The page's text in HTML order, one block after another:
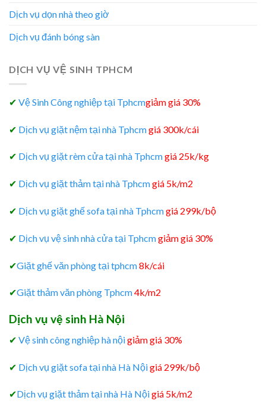
Dịch vụ dọn nhà theo giờ
Dịch vụ đánh bóng sàn
DỊCH VỤ VỆ SINH TPHCM
✔ Vệ Sinh Công nghiệp tại Tphcmgiảm giá 30%
✔ Dịch vụ giặt nệm tại nhà Tphcmgiá 300k/cái
✔ Dịch vụ giặt rèm cửa tại nhà Tphcmgiá 25k/kg
✔ Dịch vụ giặt thảm tại nhà Tphcmgiá 5k/m2
✔ Dịch vụ giặt ghế sofa tại nhà Tphcmgiá 299k/bộ
✔ Dịch vụ vệ sinh nhà cửa tại Tphcmgiảm giá 30%
✔Giặt ghế văn phòng tại tphcm8k/cái
✔Giặt thảm văn phòng Tphcm4k/m2
Dịch vụ vệ sinh Hà Nội
✔ Vệ sinh công nghiệp hà nộigiảm giá 30%
✔ Dịch vụ giặt sofa tại nhà Hà Nộigiá 299k/bộ
✔Dịch vụ giặt thảm tại nhà Hà Nộigiá 5k/m2